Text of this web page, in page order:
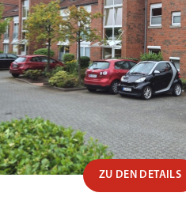
ZU DEN DETAILS